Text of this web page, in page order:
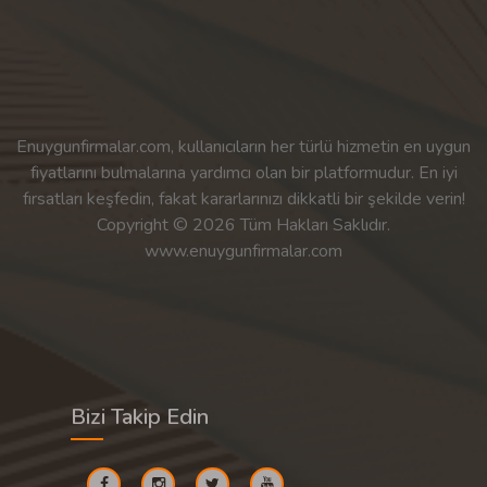
Enuygunfirmalar.com, kullanıcıların her türlü hizmetin en uygun
fiyatlarını bulmalarına yardımcı olan bir platformudur. En iyi
fırsatları keşfedin, fakat kararlarınızı dikkatli bir şekilde verin!
Copyright © 2026 Tüm Hakları Saklıdır.
www.enuygunfirmalar.com
Bizi Takip Edin